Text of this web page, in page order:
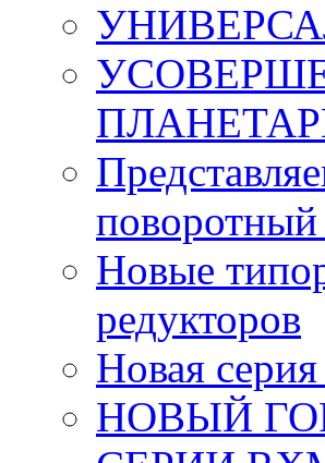
Новые
редукторов
Новая
НОВЫЙ